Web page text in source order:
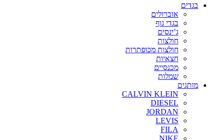
בגדים
אוברולים
בגדי גוף
ג’ינסים
חולצות
חולצות מכופתרות
חצאיות
מכנסיים
שמלות
מותגים
CALVIN KLEIN
DIESEL
JORDAN
LEVIS
FILA
NIKE